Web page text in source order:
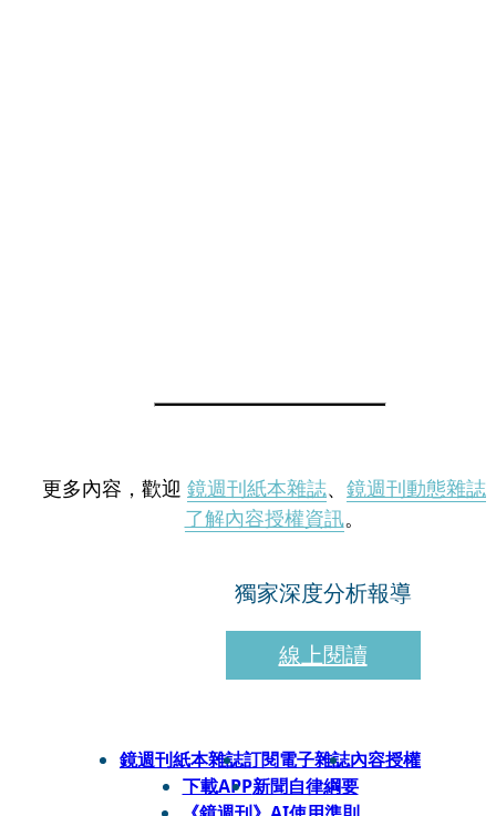
更多內容，歡迎 鏡週刊紙本雜誌、 鏡週刊動態雜誌
了解內容授權資訊。
獨家深度分析報導
線上閱讀
鏡週刊紙本雜誌訂閱電子雜誌內容授權
下載APP新聞自律綱要